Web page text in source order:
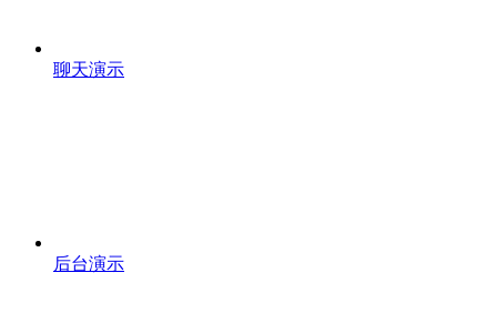
聊天演示
后台演示